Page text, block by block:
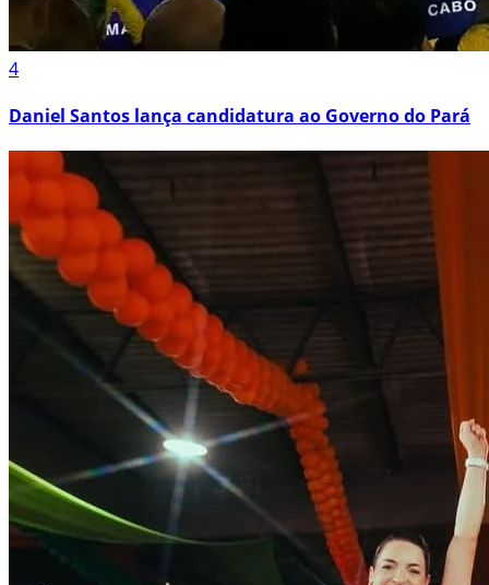
4
Daniel Santos lança candidatura ao Governo do Pará